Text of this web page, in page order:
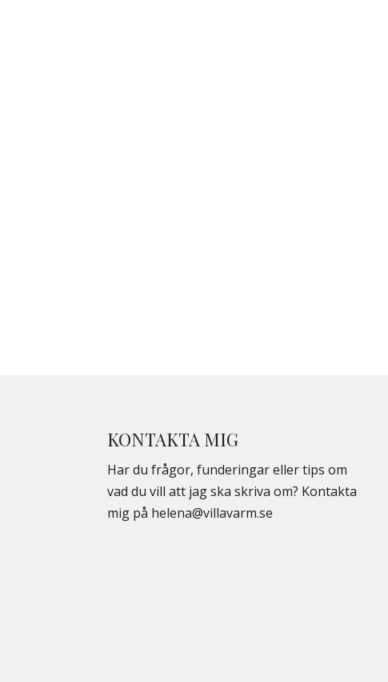
KONTAKTA MIG
Har du frågor, funderingar eller tips om
vad du vill att jag ska skriva om? Kontakta
mig på helena@villavarm.se